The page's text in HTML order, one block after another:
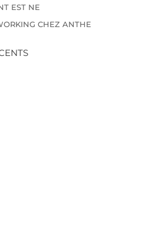
EST NE
CHEZ ANTHE